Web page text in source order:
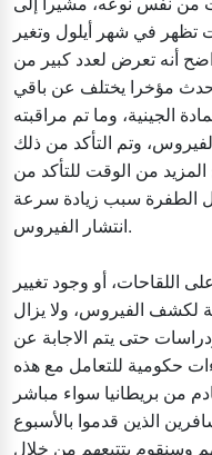
تظهر في شهر أيلول وتغير
أنه تعرض لعدد كبير من
حدث مؤخرا يختلف عن باقي
الجينية، وما تم مراقبته
وتم التأكد من ذلك
المزيد من الوقت للتأكد من
الطفرة سبب زيادة سرعة
انتشار الفيروس.
اللقاحات، أو وجود تغيير
لكشف الفيروس، ولا يزال
حتى يتم الاجابة عن
حكومية للتعامل مع هذه
من بريطانيا سواء مباشر
الذين قدموا بالأسبوع
وسنقوم بتتبعهم من خلال